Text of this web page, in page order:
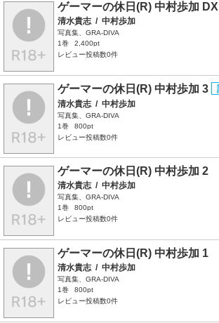
ゲーマーの休日(R) 中村歩加 DX
清水貴志 / 中村歩加
写真集、GRA-DIVA
1巻
2,400pt
レビュー投稿数0件
ゲーマーの休日(R) 中村歩加 3
清水貴志 / 中村歩加
写真集、GRA-DIVA
1巻
800pt
レビュー投稿数0件
ゲーマーの休日(R) 中村歩加 2
清水貴志 / 中村歩加
写真集、GRA-DIVA
1巻
800pt
レビュー投稿数0件
ゲーマーの休日(R) 中村歩加 1
清水貴志 / 中村歩加
写真集、GRA-DIVA
1巻
800pt
レビュー投稿数0件